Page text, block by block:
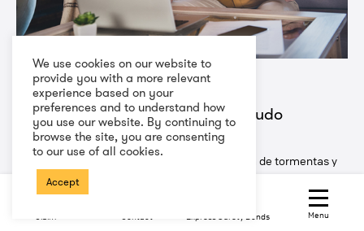
Express Surety Bonds Menu
Inventario de emergencia, tu escudo
digital contra los huracanes
25/11/2025
Año tras año, Puerto Rico enfrenta la amenaza de tormentas y
huracanes.
We use cookies on our website to
provide you with a more relevant
experience based on your
preferences and to understand how
you use our website. By continuing to
browse the site, you are consenting
to our use of all cookies.
Accept